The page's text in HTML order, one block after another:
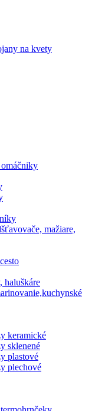
na kvety
mažiare,
haluškáre
keramické
sklenené
plastové
plechové